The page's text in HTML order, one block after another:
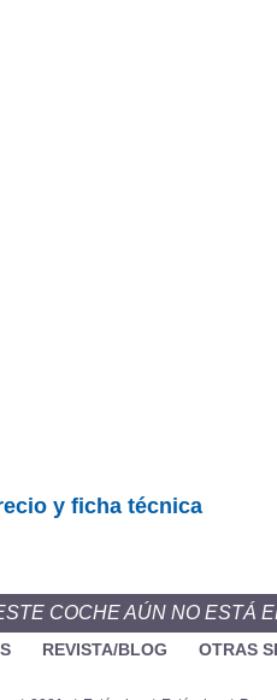
REVISTA/BLOG OTRAS
y ficha técnica
COCHE AÚN NO ESTÁ